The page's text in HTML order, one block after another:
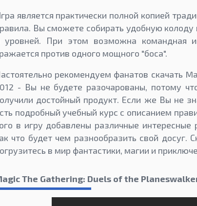
является практически полной копией
Вы сможете собирать удобную
уровней. При этом возможна командная
против одного мощного "боса".
рекомендуем фанатов скачать
- Вы не будете разочарованы, потому
достойный продукт. Если же Вы не
подробный учебный курс с описанием
в игру добавлены различные
что будет чем разнообразить свой досуг.
в мир фантастики, магии и
The Gathering: Duels of the